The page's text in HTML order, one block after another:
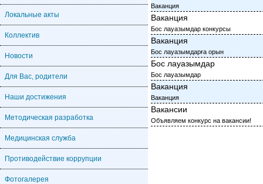
Локальные акты
Коллектив
Новости
Для Вас, родители
Наши достижения
Методическая разработка
Медицинская служба
Противодействие коррупции
Фотогалерея
Ваканция
Ваканция
Бос лауазымдар конкурсы
Ваканция
Бос лауазымдарға орын
Бос лауазымдар
Бос лауазымдар
Ваканция
Ваканция
Вакансии
Объявляем конкурс на вакансии!